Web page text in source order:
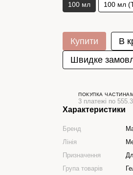
100 мл 100 мл
Купити
В
Швидке
ПОКУПКА
3 платежі по
Характеристики
Бренд
Лінія
Призначення
Група товарів